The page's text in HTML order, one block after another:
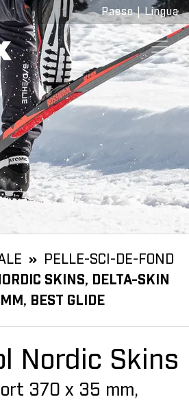
Paese|Lingua
PELLE-SCI-DE-FOND
SKINS, DELTA-SKIN
BEST GLIDE
Nordic Skins
370 x 35 mm,